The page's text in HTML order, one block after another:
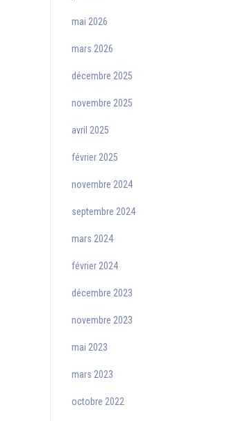
mai 2026
mars 2026
décembre 2025
novembre 2025
avril 2025
février 2025
novembre 2024
septembre 2024
mars 2024
février 2024
décembre 2023
novembre 2023
mai 2023
mars 2023
octobre 2022